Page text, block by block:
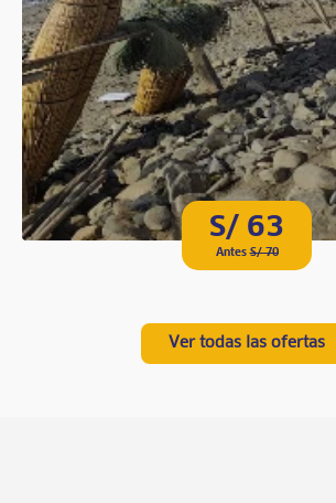
S/ 63
AntesS/ 70
Ver todas las ofertas